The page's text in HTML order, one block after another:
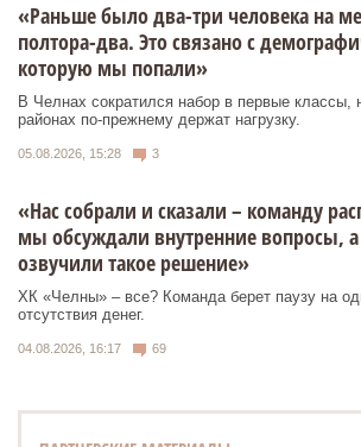
«Раньше было два-три человека на
полтора-два. Это связано с
которую мы попали»
В Челнах сократился набор в первые классы,
районах по-прежнему держат нагрузку.
05.08.2026, 15:28 3
«Нас собрали и сказали – команду
мы обсуждали внутренние вопросы,
озвучили такое решение»
ХК «Челны» – все? Команда берет паузу на
отсутствия денег.
04.08.2026, 16:17 69